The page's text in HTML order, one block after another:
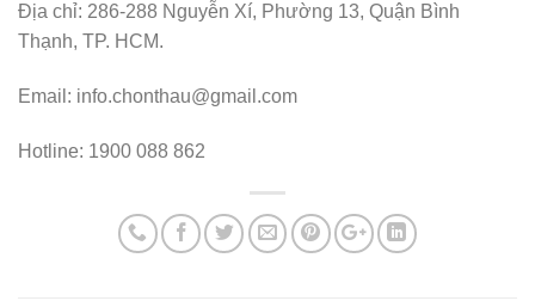
Địa chỉ: 286-288 Nguyễn Xí, Phường 13, Quận Bình
Thạnh, TP. HCM.
Email: info.chonthau@gmail.com
Hotline: 1900 088 862